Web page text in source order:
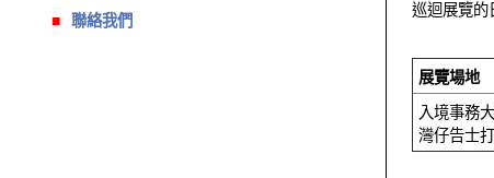
聯絡我們
巡迴展覽的
展覽場地
入境事務
灣仔告士